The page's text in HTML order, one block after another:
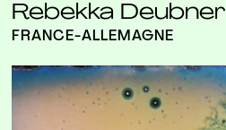
Rebekka Deubner
FRANCE-ALLEMAGNE